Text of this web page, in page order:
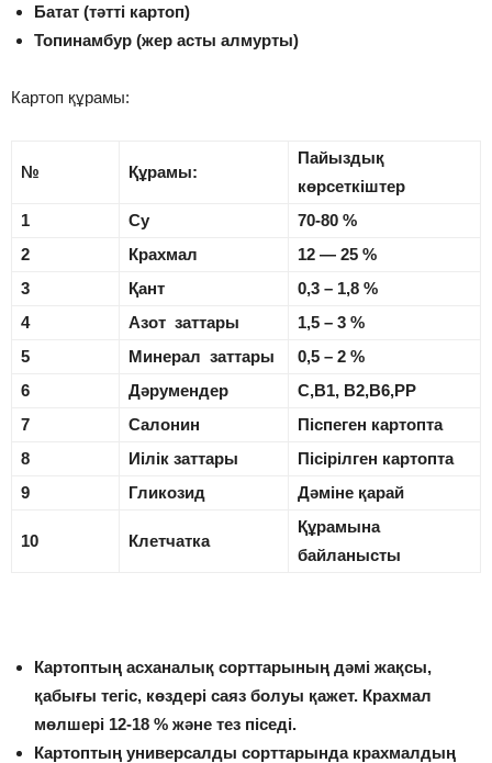
Батат (тәтті картоп)
Топинамбур (жер асты алмурты)
Картоп құрамы:
№ Құрамы:
Пайыздық
көрсеткіштер
1
Су
70-80 %
2
Крахмал
12 — 25 %
3
Қант
0,3 – 1,8 %
4
Азот заттары
1,5 – 3 %
5
Минерал заттары
0,5 – 2 %
6
Дәрумендер
С,В1, В2,В6,РР
7
Салонин
Піспеген картопта
8
Иілік заттары
Пісірілген картопта
9
Гликозид Дәміне қарай
10 Клетчатка
Құрамына
байланысты
Картоптың асханалық сорттарының дәмі жақсы,
қабығы тегіс, көздері саяз болуы қажет. Крахмал
мөлшері 12-18 % және тез піседі.
Картоптың универсалды сорттарында крахмалдың